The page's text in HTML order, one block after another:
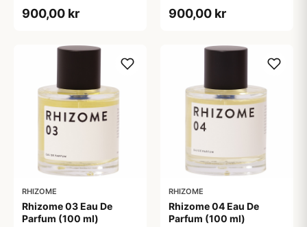
900,00 kr 900,00 kr
RHIZOME
Rhizome 03 Eau De
Parfum (100 ml)
RHIZOME
Rhizome 04 Eau De
Parfum (100 ml)